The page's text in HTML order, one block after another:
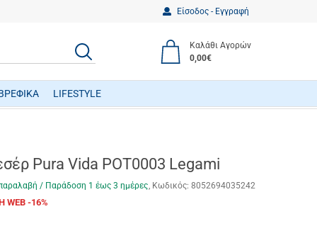
Είσοδος - Εγγραφή
ΑΝΑΖΗΤΗΣΗ
Καλάθι Αγορών
0,00€
LIFESTYLE
Pura Vida POT0003 Legami
/ Παράδoση 1 έως 3 ημέρες Κωδικός: 8052694035242
WEB -16%